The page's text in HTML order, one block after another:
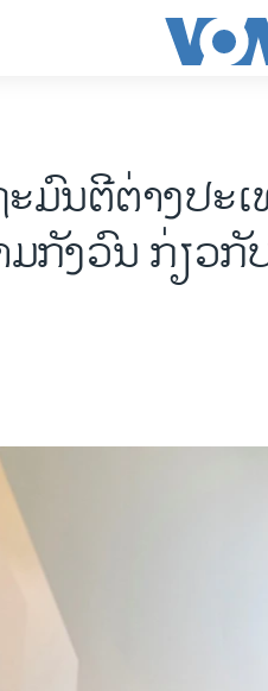
ມົນຕີຕ່າງປະ
ມກັງວົນ ກ່ຽວ